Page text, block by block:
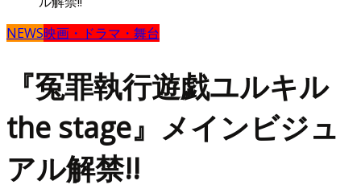
NEWS映画・ドラマ・舞台
『冤罪執行遊戯ユルキル
the stage』メインビジュ
アル解禁!!